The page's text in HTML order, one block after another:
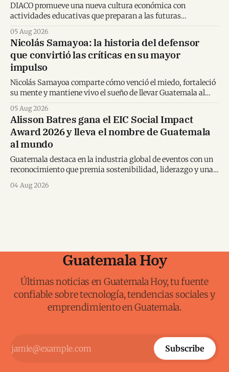
DIACO promueve una nueva cultura económica con
actividades educativas que preparan a las futuras
05 Aug 2026
Nicolás Samayoa: la historia del defensor
que convirtió las críticas en su mayor
impulso
Nicolás Samayoa comparte cómo venció el miedo, fortaleció
su mente y mantiene vivo el sueño de llevar Guatemala al
05 Aug 2026
Alisson Batres gana el EIC Social Impact
Award 2026 y lleva el nombre de Guatemala
al mundo
Guatemala destaca en la industria global de eventos con un
reconocimiento que premia sostenibilidad, liderazgo y una
04 Aug 2026
Guatemala Hoy
Últimas noticias en Guatemala Hoy, tu fuente
confiable sobre tecnología, tendencias sociales y
emprendimiento en Guatemala.
Subscribe